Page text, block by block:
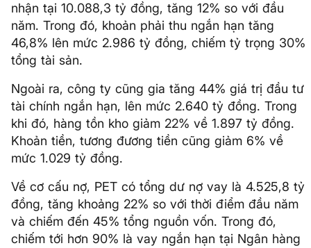
nhận tại 10.088,3 tỷ đồng, tăng 12% so với đầu
năm. Trong đó, khoản phải thu ngắn hạn tăng
46,8% lên mức 2.986 tỷ đồng, chiếm tỷ trọng 30%
tổng tài sản.
Ngoài ra, công ty cũng gia tăng 44% giá trị đầu tư
tài chính ngắn hạn, lên mức 2.640 tỷ đồng. Trong
khi đó, hàng tồn kho giảm 22% về 1.897 tỷ đồng.
Khoản tiền, tương đương tiền cũng giảm 6% về
mức 1.029 tỷ đồng.
Về cơ cấu nợ, PET có tổng dư nợ vay là 4.525,8 tỷ
đồng, tăng khoảng 22% so với thời điểm đầu năm
và chiếm đến 45% tổng nguồn vốn. Trong đó,
chiếm tới hơn 90% là vay ngắn hạn tại Ngân hàng